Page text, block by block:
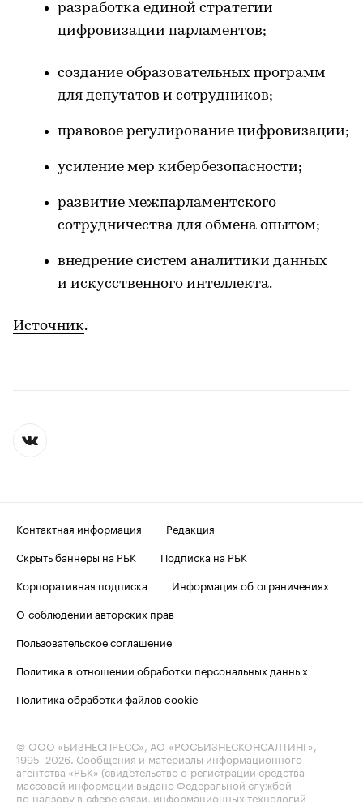
разработка единой стратегии
цифровизации парламентов;
создание образовательных программ
для депутатов и сотрудников;
правовое регулирование цифровизации;
усиление мер кибербезопасности;
развитие межпарламентского
сотрудничества для обмена опытом;
внедрение систем аналитики данных
и искусственного интеллекта.
Источник.
Контактная информация
Редакция
Скрыть баннеры на РБК
Подписка на РБК
Корпоративная подписка
Информация об ограничениях
О соблюдении авторских прав
Пользовательское соглашение
Политика в отношении обработки персональных данных
Политика обработки файлов cookie
© ООО «БИЗНЕСПРЕСС», АО «РОСБИЗНЕСКОНСАЛТИНГ»,
1995–2026. Сообщения и материалы информационного
агентства «РБК» (свидетельство о регистрации средства
массовой информации выдано Федеральной службой
по надзору в сфере связи, информационных технологий